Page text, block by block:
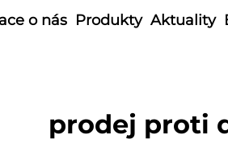
o nás Produkty Aktuality
prodej proti